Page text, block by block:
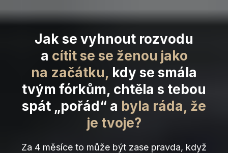
Jak se vyhnout rozvodu
a cítit se se ženou jako
na začátku, kdy se smála
tvým fórkům, chtěla s tebou
spát „pořád“ a byla ráda, že
je tvoje?
Za 4 měsíce to může být zase pravda, když